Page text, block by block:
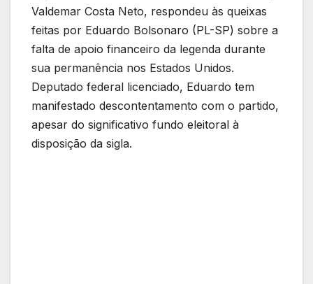
Valdemar Costa Neto, respondeu às queixas
feitas por Eduardo Bolsonaro (PL-SP) sobre a
falta de apoio financeiro da legenda durante
sua permanência nos Estados Unidos.
Deputado federal licenciado, Eduardo tem
manifestado descontentamento com o partido,
apesar do significativo fundo eleitoral à
disposição da sigla.